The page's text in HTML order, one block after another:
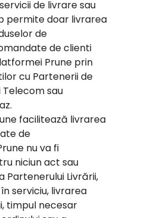
de livrare sau
permite doar livrarea
de
de clienti
Prune prin
cu Partenerii de
sau
facilitează livrarea
de
nu va fi
niciun act sau
Partenerului Livrării,
serviciu, livrarea
timpul necesar